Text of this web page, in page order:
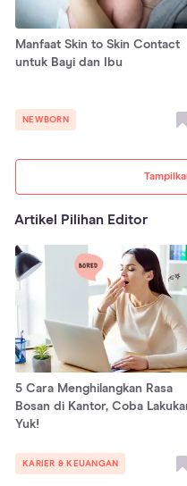
Manfaat Skin to Skin Contact
untuk Bayi dan Ibu
NEWBORN
Artikel Pilihan Editor
5 Cara Menghilangkan Rasa
Bosan di Kantor, Coba
Yuk!
KARIER & KEUANGAN